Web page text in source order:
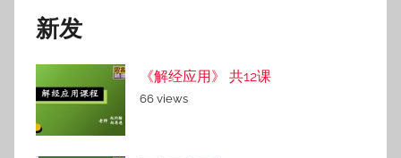
新发
《解经应用》 共12课
66 views